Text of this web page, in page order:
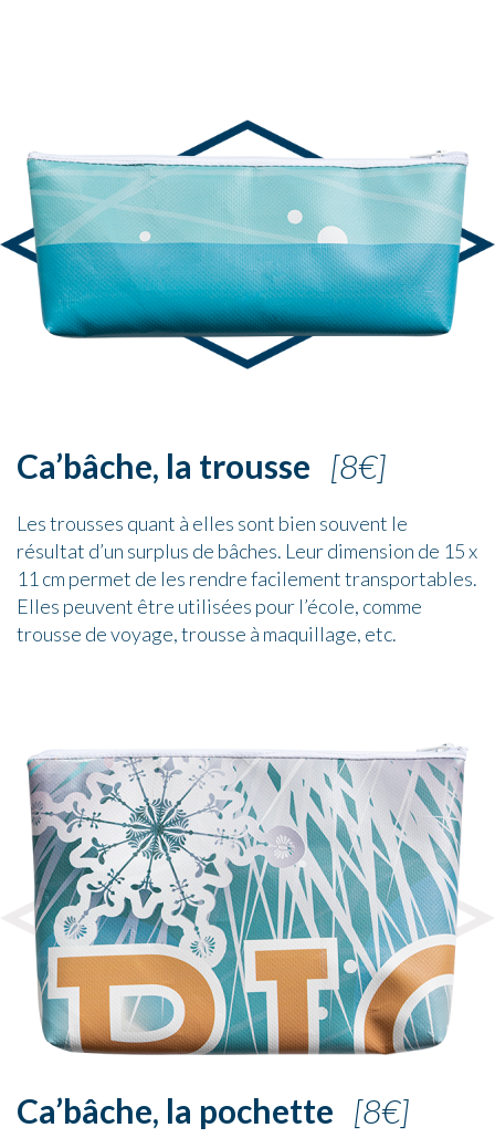
Ca’bâche, la trousse [8€]
Les trousses quant à elles sont bien souvent le
résultat d’un surplus de bâches. Leur dimension de 15 x
11 cm permet de les rendre facilement transportables.
Elles peuvent être utilisées pour l’école, comme
trousse de voyage, trousse à maquillage, etc.
Ca’bâche, la pochette [8€]